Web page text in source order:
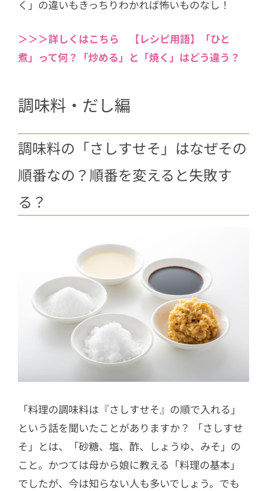
方
3.22【乾物の戻し方や活用方法】ひと
り暮らしの人にもおすすめ！わか
め、ひじき、切り干し大根、春雨な
3.23【ハンバーグを生焼けにしない焼
ハンバーグにするコツ
4 冷凍編
4.1【鶏肉の冷凍テク6選】パックのま
買いしよう
たまり肉のおすすめ冷凍法は？
4.3お弁当にも便利！ひき肉おかずの
冷凍保存法【ハンバーグ・つくね・
そぼろ】
【食のプロに聞く】冷凍保存でき
ないもの10品！冷凍NGの理由は？
盛り付け・献立編
コツ】お刺し身の盛り付け個数は決
まってる！？覚えておくべきマナー
と基本ルール
5.2「一汁三菜」の正しい意味とは？
献立作りの3つのポイント
く」の違いもきっちりわかれば怖いものなし！
＞＞＞詳しくはこちら 【レシピ用語】「ひと
煮」って何？「炒める」と「焼く」はどう違う？
調味料・だし編
調味料の「さしすせそ」はなぜその
順番なの？順番を変えると失敗す
る？
「料理の調味料は『さしすせそ』の順で入れる」
という話を聞いたことがありますか？ 「さしすせ
そ」とは、「砂糖、塩、酢、しょうゆ、みそ」の
こと。かつては母から娘に教える「料理の基本」
でしたが、今は知らない人も多いでしょう。でも